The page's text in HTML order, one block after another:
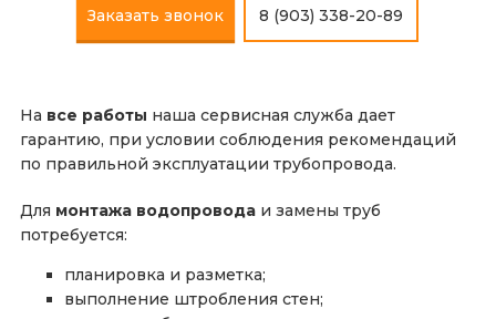
Заказать звонок 8 (903) 338-20-89
На все работы наша сервисная служба дает
гарантию, при условии соблюдения рекомендаций
по правильной эксплуатации трубопровода.
Для монтажа водопроводаи замены труб
потребуется:
планировка и разметка;
выполнение штробления стен;